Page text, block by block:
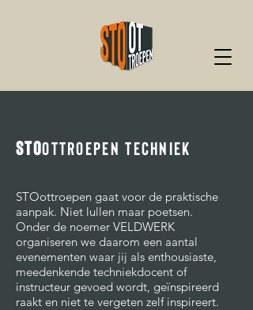
STOOTTROEPEN TECHNIEK
STOottroepen gaat voor de praktische
aanpak. Niet lullen maar poetsen.
Onder de noemer VELDWERK
organiseren we daarom een aantal
evenementen waar jij als enthousiaste,
meedenkende techniekdocent of
instructeur gevoed wordt, geïnspireerd
raakt en niet te vergeten zelf inspireert.